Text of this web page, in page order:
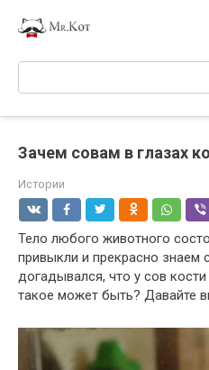
Поиск:
Зачем совам в глазах
Истории
Тело любого животного
привыкли и прекрасно знаем
догадывался, что у сов
такое может быть? Давайте